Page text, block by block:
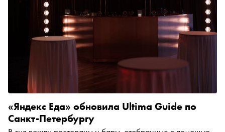
«Яндекс Еда» обновила Ultima Guide по
Санкт-Петербургу